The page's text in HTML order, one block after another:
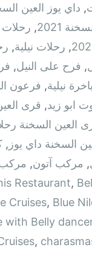
, داي يوز العين السخنة
2021
, رحلات
, رحلات نيلية,
, فرح على النيل,
نيلية, فرعون
ابو زيد, قرى
العين السخنة
السخنة داي يوز ,
, مركب آتون,
Restaurant,
Cruises, Blue
with Belly
,